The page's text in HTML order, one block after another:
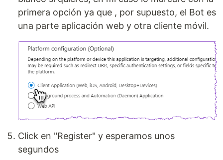
primera opción ya que , por supuesto, el Bot es
una parte aplicación web y otra cliente móvil.
Click en "Register" y esperamos unos
segundos